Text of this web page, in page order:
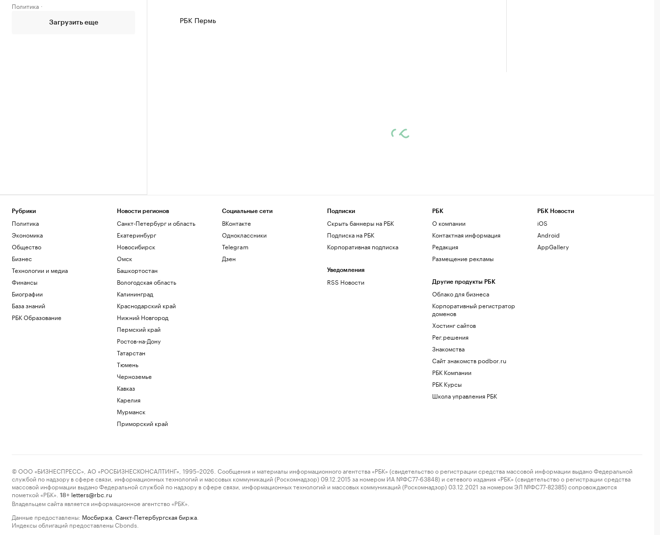
Политика
Загрузить еще РБК Пермь
Рубрики
Политика
Экономика
Общество
Бизнес
Технологии и медиа
Финансы
Биографии
База знаний
РБК Образование
Новости регионов
Санкт-Петербург и область
Екатеринбург
Новосибирск
Омск
Башкортостан
Вологодская область
Калининград
Краснодарский край
Нижний Новгород
Пермский край
Ростов-на-Дону
Татарстан
Тюмень
Черноземье
Кавказ
Карелия
Мурманск
Приморский край
Социальные сети
ВКонтакте
Одноклассники
Telegram
Дзен
Подписки
Скрыть баннеры на РБК
Подписка на РБК
Корпоративная подписка
Уведомления
RSS Новости
РБК
О компании
Контактная информация
Редакция
Размещение рекламы
Другие продукты РБК
Облако для бизнеса
Корпоративный регистратор
доменов
Хостинг сайтов
Рег.решения
Знакомства
Сайт знакомств podbor.ru
РБК Компании
РБК Курсы
Школа управления РБК
РБК Новости
iOS
Android
AppGallery
© ООО «БИЗНЕСПРЕСС», АО «РОСБИЗНЕСКОНСАЛТИНГ», 1995–2026. Сообщения и материалы информационного агентства «РБК» (свидетельство о регистрации средства массовой информации выдано Федеральной
службой по надзору в сфере связи, информационных технологий и массовых коммуникаций (Роскомнадзор) 09.12.2015 за номером ИА №ФС77-63848) и сетевого издания «РБК» (свидетельство о регистрации средства
массовой информации выдано Федеральной службой по надзору в сфере связи, информационных технологий и массовых коммуникаций (Роскомнадзор) 03.12.2021 за номером ЭЛ №ФС77-82385) сопровождаются
пометкой «РБК».
18+ letters@rbc.ru
Владельцем сайта является информационное агентство «РБК».
Данные предоставлены: Мосбиржа Санкт-Петербургская биржа
Индексы облигаций предоставлены Cbonds.